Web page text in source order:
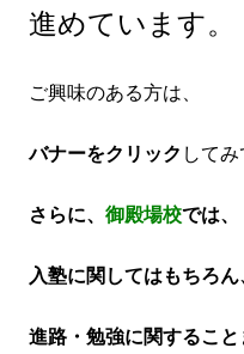
進めています。
ご興味のある方は、
バナーをクリック してみ
さらに、 御殿場校では、
入塾に関してはもちろん
進路・勉強に関すること